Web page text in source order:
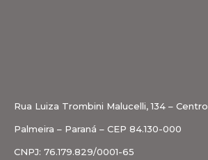
Rua Luiza Trombini Malucelli, 134 – Centro
Palmeira – Paraná – CEP 84.130-000
CNPJ: 76.179.829/0001-65